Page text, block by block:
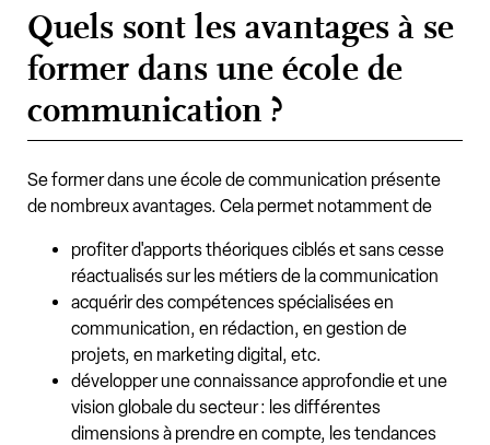
Quels sont les avantages à se
former dans une école de
communication ?
Se former dans une école de communication présente
de nombreux avantages. Cela permet notamment de
profiter d'apports théoriques ciblés et sans cesse
réactualisés sur les métiers de la communication
acquérir des compétences spécialisées en
communication, en rédaction, en gestion de
projets, en marketing digital, etc.
développer une connaissance approfondie et une
vision globale du secteur : les différentes
dimensions à prendre en compte, les tendances